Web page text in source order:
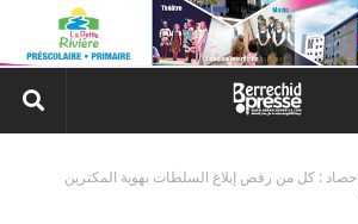
حصاد : كل من رفض إبلاغ السلطات بهوية المكترين